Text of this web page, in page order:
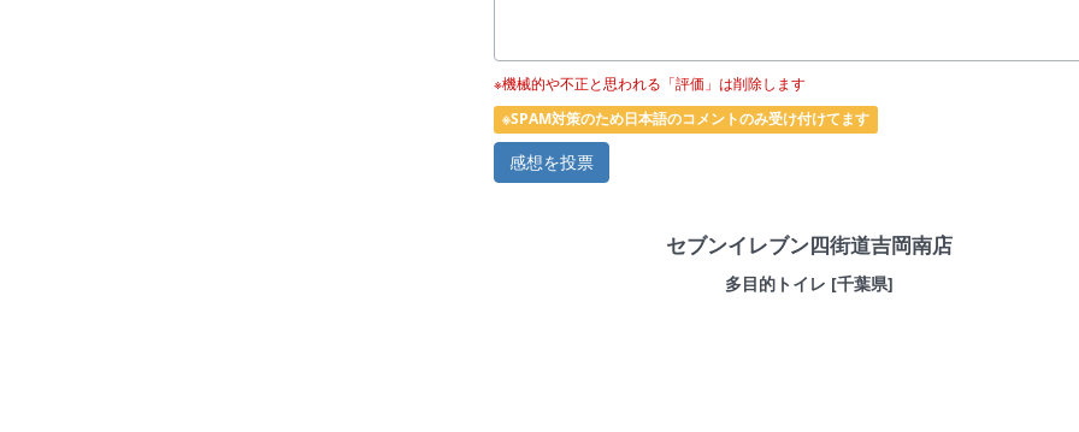
※機械的や不正と思われる「評価」は削除します
※SPAM対策のため日本語のコメントのみ受け付けてます
セブンイレブン四街道吉岡南店
多目的トイレ [千葉県]